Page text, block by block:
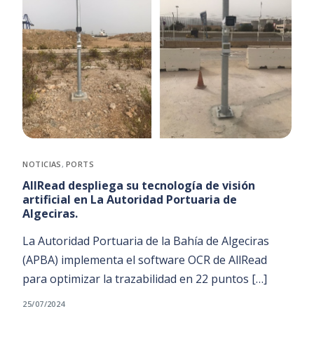
NOTICIAS , PORTS
AllRead despliega su tecnología de visión
artificial en La Autoridad Portuaria de
Algeciras.
La Autoridad Portuaria de la Bahía de Algeciras
(APBA) implementa el software OCR de AllRead
para optimizar la trazabilidad en 22 puntos […]
25/07/2024